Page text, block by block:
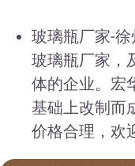
玻璃瓶厂家-
玻璃瓶厂家，
体的企业。宏
基础上改制而
价格合理，欢